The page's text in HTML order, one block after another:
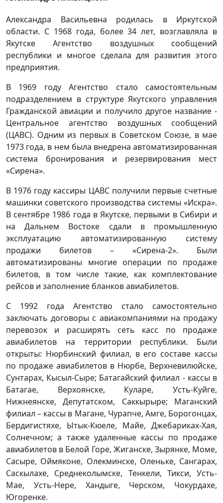
Александра Васильевна родилась в Иркутской
области. С 1968 года, более 34 лет, возглавляла в
Якутске Агентство воздушных сообщений
республики и многое сделала для развития этого
предприятия.
В 1969 году Агентство стало самостоятельным
подразделением в структуре Якутского управления
Гражданской авиации и получило другое название -
Центральное агентство воздушных сообщений
(ЦАВС). Одним из первых в Советском Союзе, в мае
1973 года, в нем была внедрена автоматизированная
система бронирования и резервирования мест
«Сирена».
В 1976 году кассиры ЦАВС получили первые счетные
машинки советского производства системы «Искра».
В сентябре 1986 года в Якутске, первыми в Сибири и
на Дальнем Востоке сдали в промышленную
эксплуатацию автоматизированную систему
продажи билетов – «Сирена-2». Были
автоматизированы многие операции по продаже
билетов, в том числе такие, как комплектование
рейсов и заполнение бланков авиабилетов.
С 1992 года Агентство стало самостоятельно
заключать договоры с авиакомпаниями на продажу
перевозок и расширять сеть касс по продаже
авиабилетов на территории республики. Были
открыты: Нюрбинский филиал, в его составе кассы
по продаже авиабилетов в Нюрбе, Верхневилюйске,
Сунтарах, Кысыл-Сыре; Батагайский филиал - кассы в
Батагае, Верхоянске, Куларе, Усть-Куйге,
Нижнеянске, Депутатском, Саккырыре; Маганский
филиал – кассы в Магане, Чурапче, Амге, Борогонцах,
Бердигистяхе, Ытык-Кюеле, Майе, Джебариках-Хая,
Солнечном; а также удаленные кассы по продаже
авиабилетов в Белой Горе, Жиганске, Зырянке, Моме,
Сасыре, Оймяконе, Олекминске, Оленьке, Сангарах,
Саскылахе, Среднеколымске, Тенкели, Тикси, Усть-
Мае, Усть-Нере, Хандыге, Черском, Чокурдахе,
Югоренке.